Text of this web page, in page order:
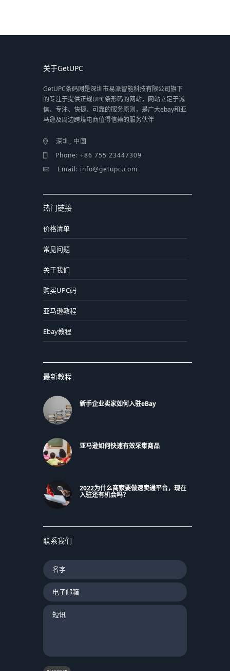
关于GetUPC
GetUPC条码网是深圳市易派智能科技有限公司旗下
的专注于提供正规UPC条形码的网站，网站立足于诚
信、专注、快捷、可靠的服务原则，是广大ebay和亚
马逊及周边跨境电商值得信赖的服务伙伴
深圳, 中国
Phone: +86 755 23447309
Email: info@getupc.com
热门链接
价格清单
常见问题
关于我们
购买UPC码
亚马逊教程
Ebay教程
最新教程
新手企业卖家如何入驻eBay
亚马逊如何快速有效采集商品
2022为什么商家要做速卖通平台，现在
入驻还有机会吗？
联系我们